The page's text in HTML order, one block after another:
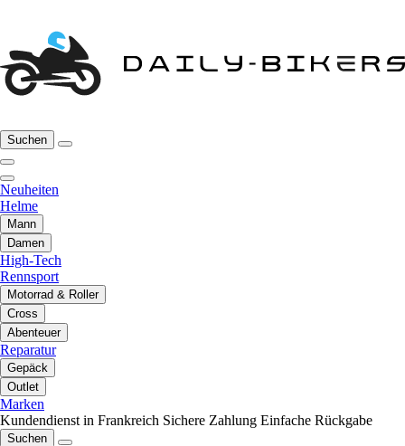
Suchen
Neuheiten
Helme
Mann
Damen
High-Tech
Rennsport
Motorrad & Roller
Cross
Abenteuer
Reparatur
Gepäck
Outlet
Marken
Kundendienst in Frankreich Sichere Zahlung Einfache Rückgabe
Suchen